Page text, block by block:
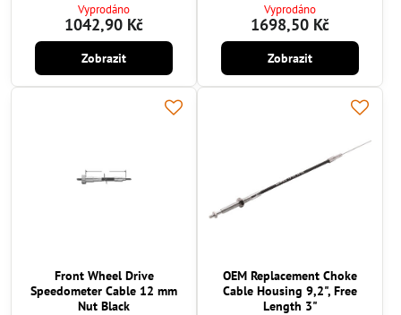
Vyprodáno
1042,90 Kč
Zobrazit
Vyprodáno
1698,50 Kč
Zobrazit
Front Wheel Drive
Speedometer Cable 12 mm
Nut Black
OEM Replacement Choke
Cable Housing 9,2", Free
Length 3"